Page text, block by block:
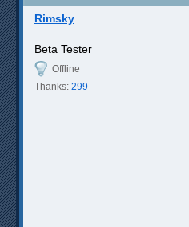
Rimsky
Beta Tester
Offline
Thanks: 299